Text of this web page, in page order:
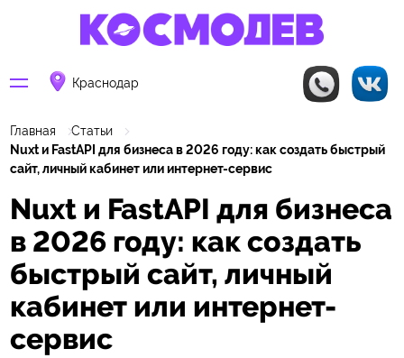
Краснодар
Главная
Статьи
Nuxt и FastAPI для бизнеса в 2026 году: как создать быстрый
сайт, личный кабинет или интернет-сервис
Nuxt и FastAPI для бизнеса
в 2026 году: как создать
быстрый сайт, личный
кабинет или интернет-
сервис